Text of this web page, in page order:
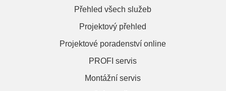
Přehled všech služeb
Projektový přehled
Projektové poradenství online
PROFI servis
Montážní servis